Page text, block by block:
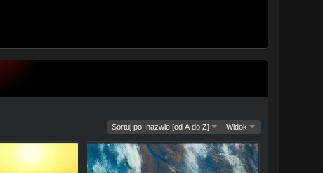
Sortuj po: nazwie [od A do Z] Widok